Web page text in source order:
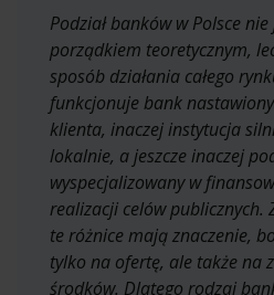
Podział banków w Polsce nie
porządkiem teoretycznym,
sposób działania całego
funkcjonuje bank
klienta, inaczej instytucja
lokalnie, a jeszcze inaczej
wyspecjalizowany w
realizacji celów publicznych.
te różnice mają znaczenie,
tylko na ofertę, ale także na
środków. Dlatego rodzaj